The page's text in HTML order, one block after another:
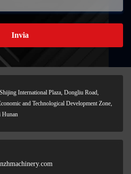
Invia
International Plaza, Dongliu Road,
and Technological Development Zone,
Hunan